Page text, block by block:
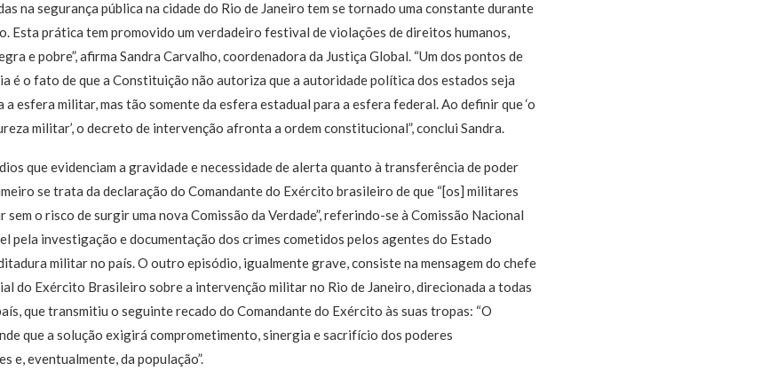
na segurança pública na cidade do Rio de Janeiro tem se tornado uma constante durante
Esta prática tem promovido um verdadeiro festival de violações de direitos humanos,
e pobre”, afirma Sandra Carvalho, coordenadora da Justiça Global. “Um dos pontos de
é o fato de que a Constituição não autoriza que a autoridade política dos estados seja
esfera militar, mas tão somente da esfera estadual para a esfera federal. Ao definir que ‘o
militar’, o decreto de intervenção afronta a ordem constitucional”, conclui Sandra.
que evidenciam a gravidade e necessidade de alerta quanto à transferência de poder
se trata da declaração do Comandante do Exército brasileiro de que “[os] militares
o risco de surgir uma nova Comissão da Verdade”, referindo-se à Comissão Nacional
pela investigação e documentação dos crimes cometidos pelos agentes do Estado
militar no país. O outro episódio, igualmente grave, consiste na mensagem do chefe
do Exército Brasileiro sobre a intervenção militar no Rio de Janeiro, direcionada a todas
que transmitiu o seguinte recado do Comandante do Exército às suas tropas: “O
que a solução exigirá comprometimento, sinergia e sacrifício dos poderes
e, eventualmente, da população”.